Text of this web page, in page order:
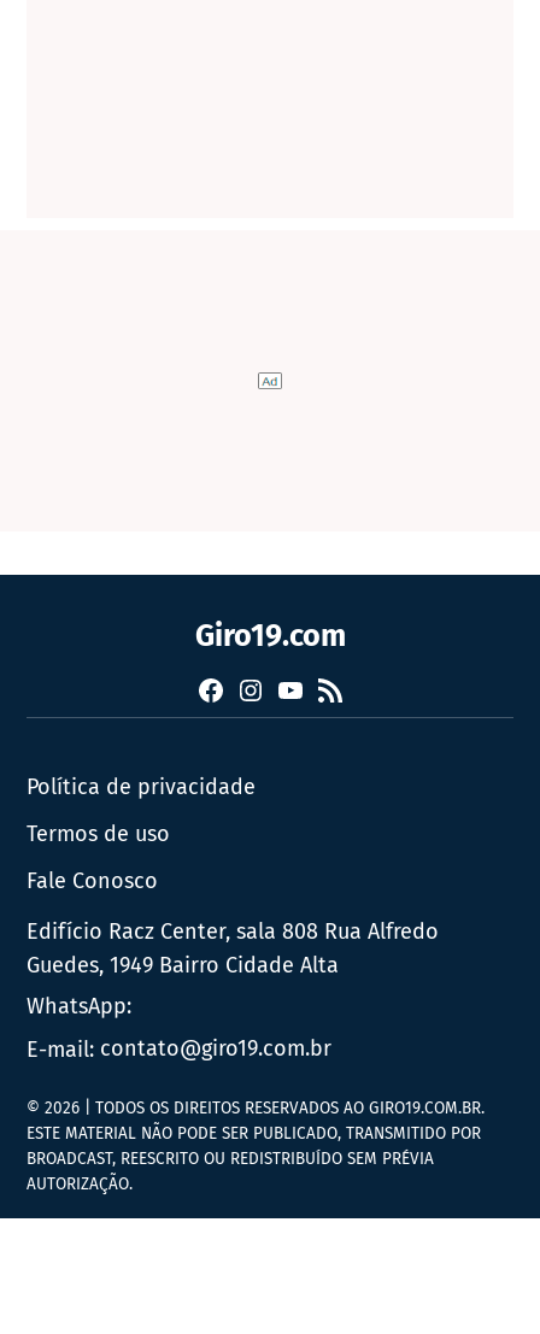
Giro19.com
FacebookInstagram
YouTube
RSS
Política de privacidade
Termos de uso
Fale Conosco
Edifício Racz Center, sala 808 Rua Alfredo
Guedes, 1949 Bairro Cidade Alta
WhatsApp:
E-mail: contato@giro19.com.br
© 2026 | TODOS OS DIREITOS RESERVADOS AO GIRO19.COM.BR.
ESTE MATERIAL NÃO PODE SER PUBLICADO, TRANSMITIDO POR
BROADCAST, REESCRITO OU REDISTRIBUÍDO SEM PRÉVIA
AUTORIZAÇÃO.